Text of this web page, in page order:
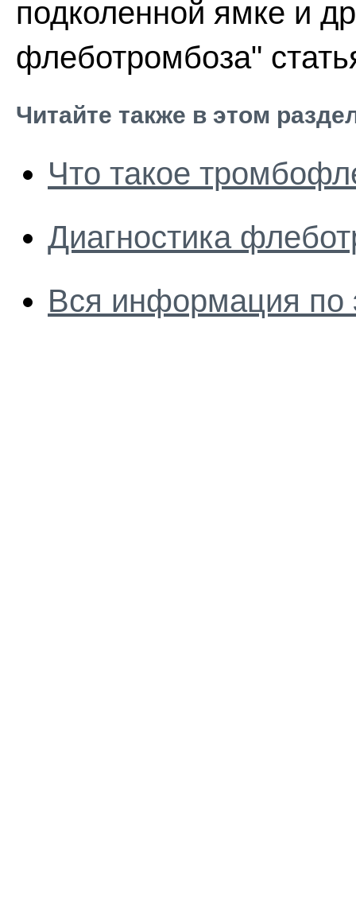
подколенной ямке и
флеботромбоза"
Читайте также в этом
Что такое
Диагностика
Вся информация по